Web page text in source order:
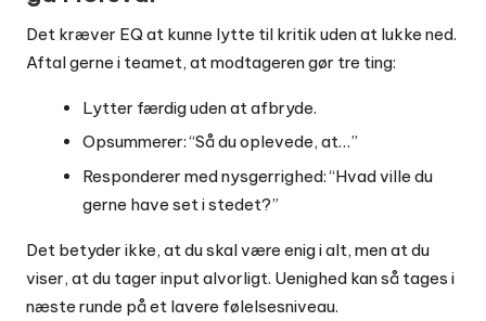
Det kræver EQ at kunne lytte til kritik uden at lukke ned.
Aftal gerne i teamet, at modtageren gør tre ting:
Lytter færdig uden at afbryde.
Opsummerer: “Så du oplevede, at…”
Responderer med nysgerrighed: “Hvad ville du
gerne have set i stedet?”
Det betyder ikke, at du skal være enig i alt, men at du
viser, at du tager input alvorligt. Uenighed kan så tages i
næste runde på et lavere følelsesniveau.